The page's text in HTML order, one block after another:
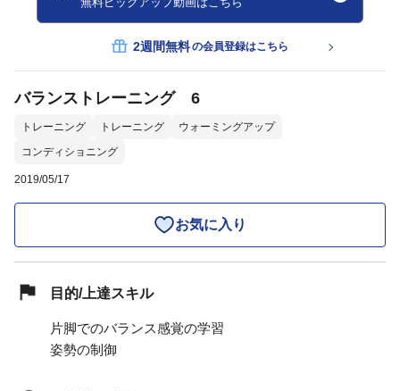
2週間無料の会員登録はこちら
バランストレーニング 6
トレーニング トレーニング
ウォーミングアップ
コンディショニング
2019/05/17
お気に入り
目的/上達スキル
片脚でのバランス感覚の学習
姿勢の制御